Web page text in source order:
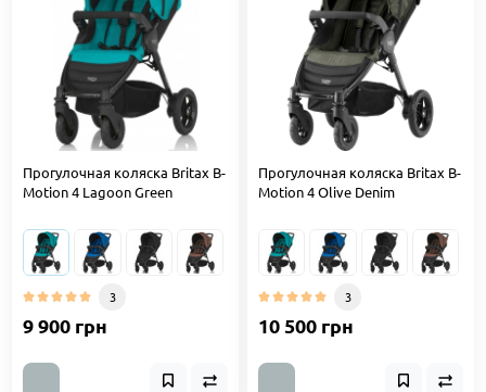
Прогулочная коляска Britax B-
Motion 4 Lagoon Green
3
9 900 грн
Прогулочная коляска Britax B-
Motion 4 Olive Denim
3
10 500 грн